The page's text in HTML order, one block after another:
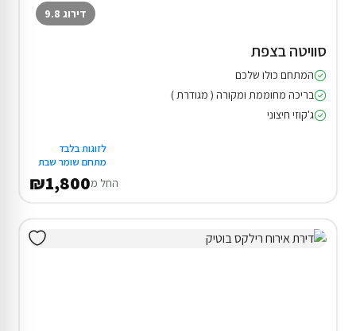
דירוג 9.8
סוויטה בצפת
המתחם כולו שלכם
בריכה מחוממת ומקורה ( מגודרת )
ג'קוזי חיצוני
לזוגות בלבד
מתחם שומר שבת
החל מ₪1,800